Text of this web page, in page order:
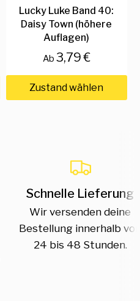
Lucky Luke Band 40:
Daisy Town (höhere
Auflagen)
Ab 3,79 €
Zustand wählen
Schnelle Lieferung
Wir versenden deine
Bestellung innerhalb
24 bis 48 Stunden.